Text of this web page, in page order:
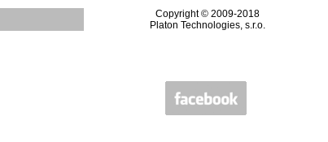
Copyright © 2009-2018
Platon Technologies, s.r.o.